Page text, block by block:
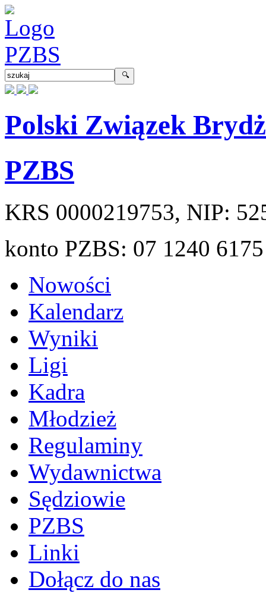
Polski Związek
PZBS
KRS 0000219753, NIP:
konto PZBS: 07 1240
Nowości
Kalendarz
Wyniki
Ligi
Kadra
Młodzież
Regulaminy
Wydawnictwa
Sędziowie
PZBS
Linki
Dołącz do nas